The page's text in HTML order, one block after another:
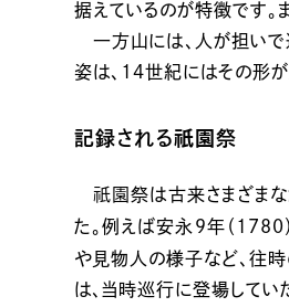
据えているのが特徴です。
一方山には、人が担いで
姿は、14世紀にはその形
記録される祇園祭
祇園祭は古来さまざま
た。例えば安永９年（1780
や見物人の様子など、往時
は、当時巡行に登場して